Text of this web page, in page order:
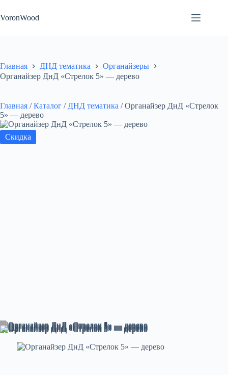
к
сути
VoronWood
Главная ДНД тематика
Органайзеры
Органайзер ДнД «Стрелок 5» — дерево
Главная / Каталог / ДНД тематика / Органайзер ДнД «Стрелок
5» — дерево
Скидка